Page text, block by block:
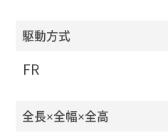
駆動方式
FR
全長×全幅×全高